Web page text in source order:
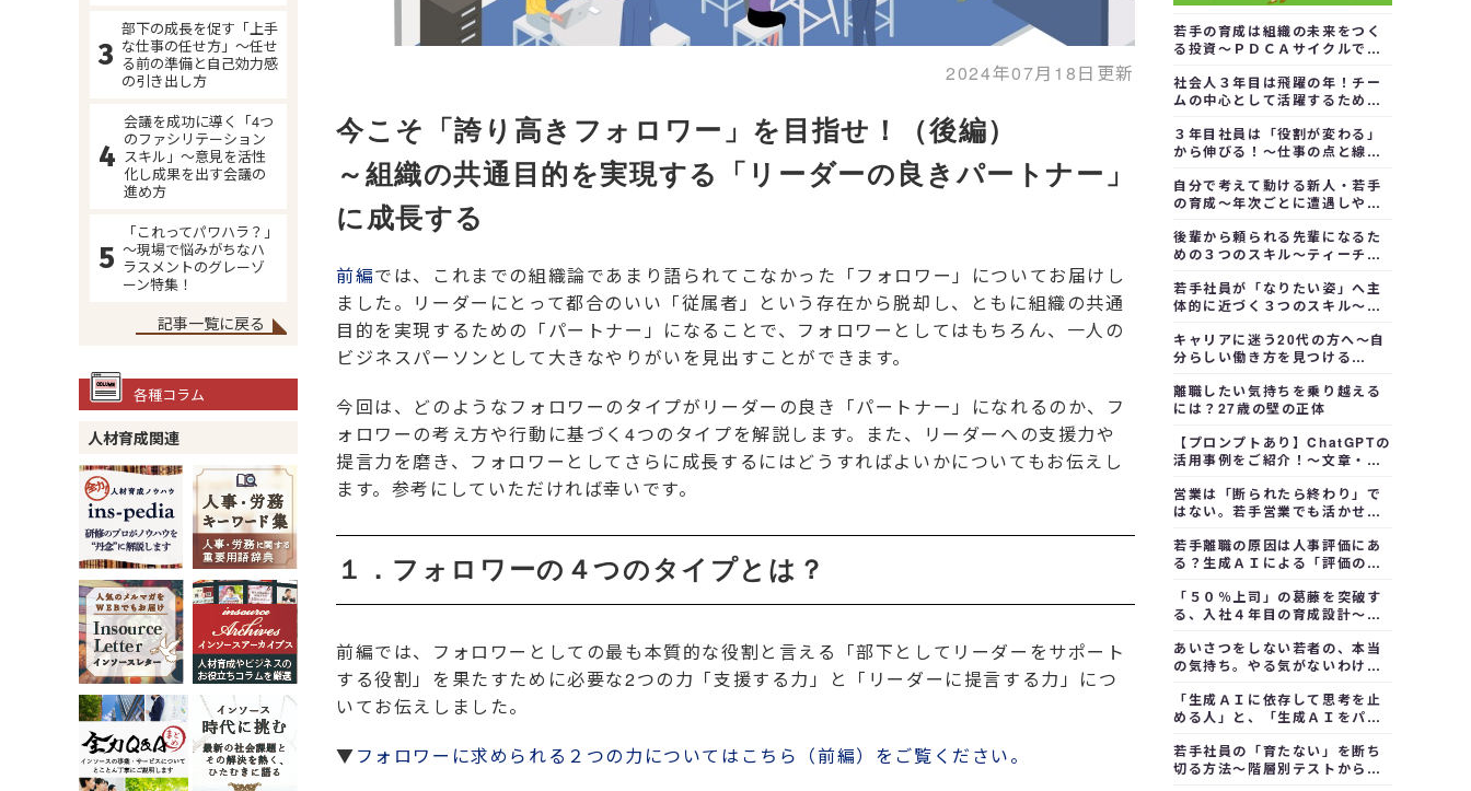
2024年07月18日更新
今こそ「誇り高きフォロワー」を目指せ！（後編）
～組織の共通目的を実現する「リーダーの良きパートナー」
に成長する
前編では、これまでの組織論であまり語られてこなかった「フォロワー」についてお届けし
ました。リーダーにとって都合のいい「従属者」という存在から脱却し、ともに組織の共通
目的を実現するための「パートナー」になることで、フォロワーとしてはもちろん、一人の
ビジネスパーソンとして大きなやりがいを見出すことができます。
今回は、どのようなフォロワーのタイプがリーダーの良き「パートナー」になれるのか、フ
ォロワーの考え方や行動に基づく4つのタイプを解説します。また、リーダーへの支援力や
提言力を磨き、フォロワーとしてさらに成長するにはどうすればよいかについてもお伝えし
ます。参考にしていただければ幸いです。
１．フォロワーの４つのタイプとは？
前編では、フォロワーとしての最も本質的な役割と言える「部下としてリーダーをサポート
する役割」を果たすために必要な2つの力「支援する力」と「リーダーに提言する力」につ
いてお伝えしました。
▼フォロワーに求められる２つの力についてはこちら（前編）をご覧ください。
部下の成長を促す「上手
な仕事の任せ方」～任せ
る前の準備と自己効力感
の引き出し方
会議を成功に導く「4つ
のファシリテーション
スキル」～意見を活性
化し成果を出す会議の
進め方
「これってパワハラ？」
～現場で悩みがちなハ
ラスメントのグレーゾ
ーン特集！
記事一覧に戻る
各種コラム
人材育成関連
若手の育成は組織の未来をつく
る投資～ＰＤＣＡサイクルで成
社会人３年目は飛躍の年！チー
ムの中心として活躍するための
３年目社員は「役割が変わる」
から伸びる！～仕事の点と線を
自分で考えて動ける新人・若手
の育成～年次ごとに遭遇しやす
後輩から頼られる先輩になるた
めの３つのスキル～ティーチン
若手社員が「なりたい姿」へ主
体的に近づく３つのスキル～自
策・キャリア設計術
キャリアに迷う20代の方へ～自
分らしい働き方を見つける
離職したい気持ちを乗り越える
には？27歳の壁の正体
【プロンプトあり】ChatGPTの
活用事例をご紹介！～文章・画
営業は「断られたら終わり」で
はない。若手営業でも活かせ
のポイント
若手離職の原因は人事評価にあ
る？生成ＡＩによる「評価のズ
を作る
「５０％上司」の葛藤を突破す
る、入社４年目の育成設計～停
法
あいさつをしない若者の、本当
の気持ち。やる気がないわけじ
「生成ＡＩに依存して思考を止
める人」と、「生成ＡＩをパー
する人」～依存から活用へ
若手社員の「育たない」を断ち
切る方法～階層別テストから始